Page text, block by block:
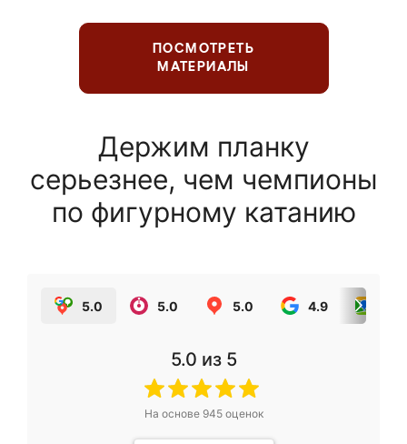
ПОСМОТРЕТЬ
МАТЕРИАЛЫ
Держим планку
серьезнее, чем чемпионы
по фигурному катанию
5.0 5.0 5.0 4.9
5.0 из 5
На основе 945оценок